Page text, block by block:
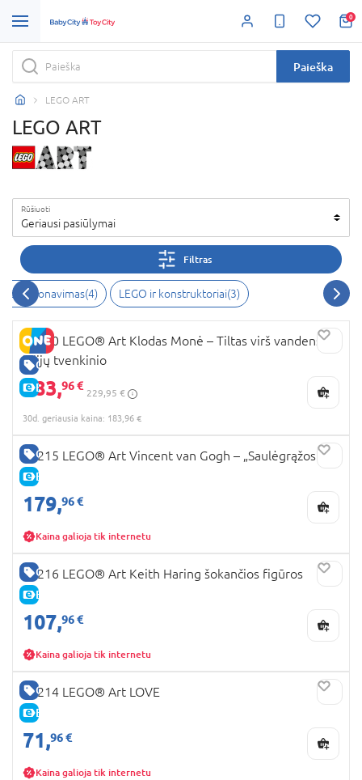
0
Paieška
LEGO ART
LEGO ART
Rūšiuoti
Geriausi pasiūlymai
Filtras
kolekcionavimas(4) LEGO ir konstruktoriai(3)
GERA KAINA
E-KAINA
31220 LEGO® Art Klodas Monė – Tiltas virš vandens
lelijų tvenkinio
183,96 €
229,95 €
30d. geriausia kaina: 183,96 €
GERA KAINA
E-KAINA
31215 LEGO® Art Vincent van Gogh – „Saulėgrąžos“
179,96 €
Kaina galioja tik internetu
GERA KAINA
E-KAINA
31216 LEGO® Art Keith Haring šokančios figūros
107,96 €
Kaina galioja tik internetu
GERA KAINA
E-KAINA
31214 LEGO® Art LOVE
71,96 €
Kaina galioja tik internetu